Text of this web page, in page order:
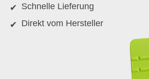
Schnelle Lieferung
Direkt vom Hersteller